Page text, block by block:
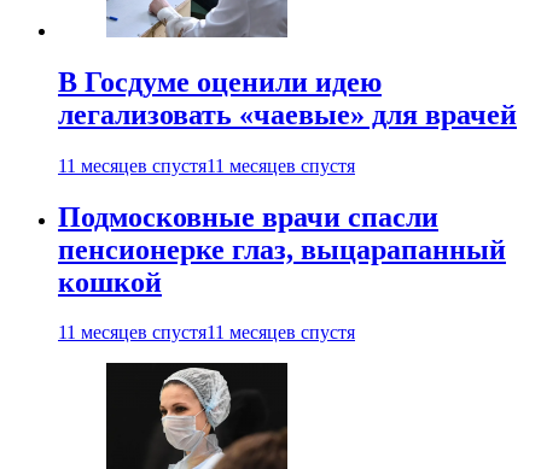
В Госдуме оценили идею
легализовать «чаевые» для врачей
11 месяцев спустя11 месяцев спустя
Подмосковные врачи спасли
пенсионерке глаз, выцарапанный
кошкой
11 месяцев спустя11 месяцев спустя